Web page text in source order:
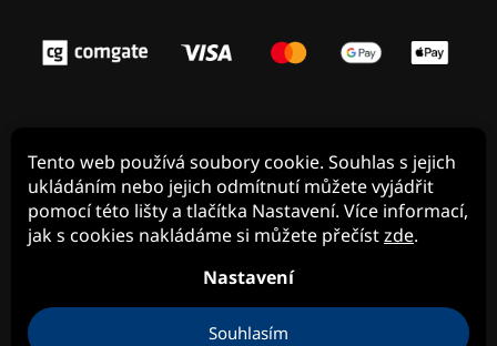
Tento web používá soubory cookie. Souhlas s jejich
ukládáním nebo jejich odmítnutí můžete vyjádřit
pomocí této lišty a tlačítka Nastavení. Více informací,
jak s cookies nakládáme si můžete přečístzde.
Nastavení
Souhlasím